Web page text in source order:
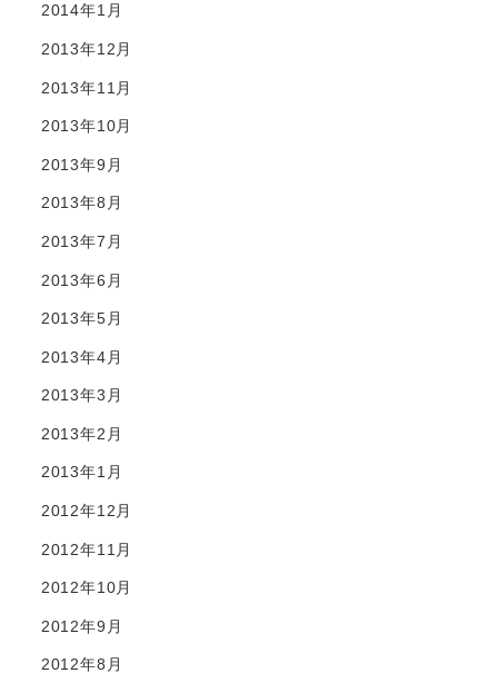
2014年1月
2013年12月
2013年11月
2013年10月
2013年9月
2013年8月
2013年7月
2013年6月
2013年5月
2013年4月
2013年3月
2013年2月
2013年1月
2012年12月
2012年11月
2012年10月
2012年9月
2012年8月